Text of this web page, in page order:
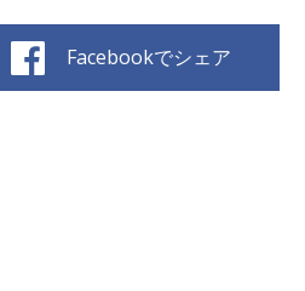
Facebookでシェア